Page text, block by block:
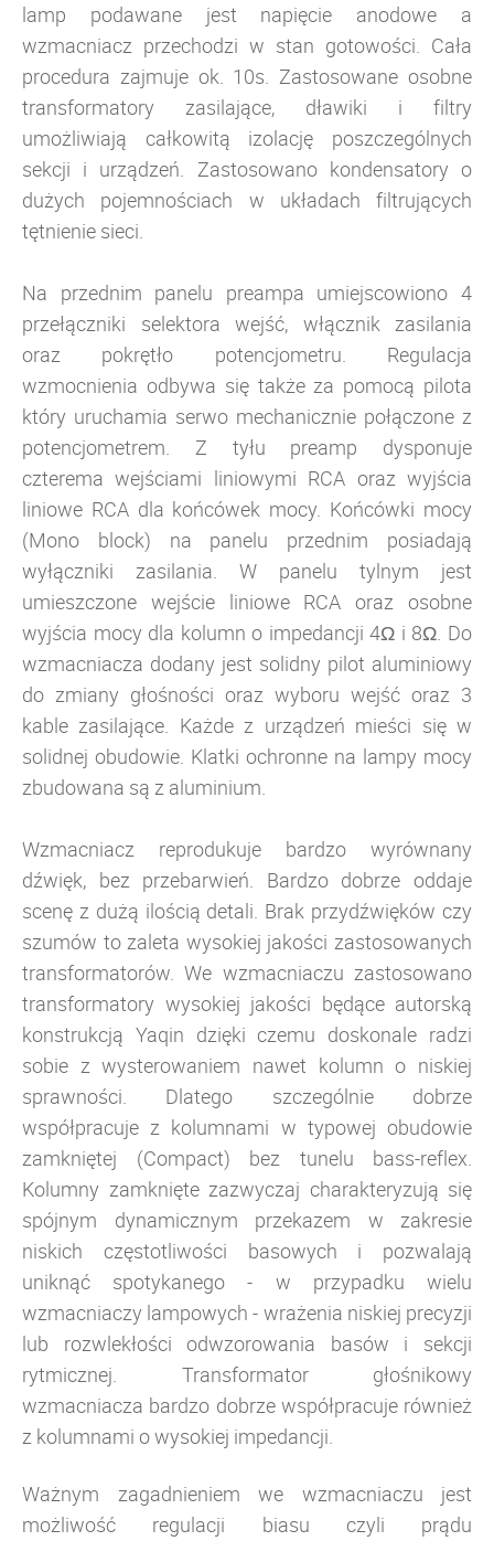
lamp podawane jest napięcie anodowe a
wzmacniacz przechodzi w stan gotowości. Cała
procedura zajmuje ok. 10s. Zastosowane osobne
transformatory zasilające, dławiki i filtry
umożliwiają całkowitą izolację poszczególnych
sekcji i urządzeń. Zastosowano kondensatory o
dużych pojemnościach w układach filtrujących
tętnienie sieci.
Na przednim panelu preampa umiejscowiono 4
przełączniki selektora wejść, włącznik zasilania
oraz pokrętło potencjometru. Regulacja
wzmocnienia odbywa się także za pomocą pilota
który uruchamia serwo mechanicznie połączone z
potencjometrem. Z tyłu preamp dysponuje
czterema wejściami liniowymi RCA oraz wyjścia
liniowe RCA dla końcówek mocy. Końcówki mocy
(Mono block) na panelu przednim posiadają
wyłączniki zasilania. W panelu tylnym jest
umieszczone wejście liniowe RCA oraz osobne
wyjścia mocy dla kolumn o impedancji 4Ω i 8Ω. Do
wzmacniacza dodany jest solidny pilot aluminiowy
do zmiany głośności oraz wyboru wejść oraz 3
kable zasilające. Każde z urządzeń mieści się w
solidnej obudowie. Klatki ochronne na lampy mocy
zbudowana są z aluminium.
Wzmacniacz reprodukuje bardzo wyrównany
dźwięk, bez przebarwień. Bardzo dobrze oddaje
scenę z dużą ilością detali. Brak przydźwięków czy
szumów to zaleta wysokiej jakości zastosowanych
transformatorów. We wzmacniaczu zastosowano
transformatory wysokiej jakości będące autorską
konstrukcją Yaqin dzięki czemu doskonale radzi
sobie z wysterowaniem nawet kolumn o niskiej
sprawności. Dlatego szczególnie dobrze
współpracuje z kolumnami w typowej obudowie
zamkniętej (Compact) bez tunelu bass-reflex.
Kolumny zamknięte zazwyczaj charakteryzują się
spójnym dynamicznym przekazem w zakresie
niskich częstotliwości basowych i pozwalają
uniknąć spotykanego - w przypadku wielu
wzmacniaczy lampowych - wrażenia niskiej precyzji
lub rozwlekłości odwzorowania basów i sekcji
rytmicznej. Transformator głośnikowy
wzmacniacza bardzo dobrze współpracuje również
z kolumnami o wysokiej impedancji.
Ważnym zagadnieniem we wzmacniaczu jest
możliwość regulacji biasu czyli prądu